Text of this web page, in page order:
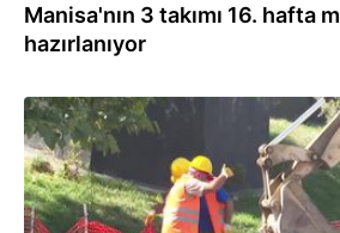
Manisa'nın 3 takımı 16. hafta
hazırlanıyor
21.01.2024